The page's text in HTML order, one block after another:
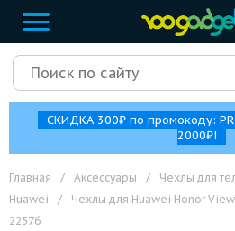
СКИДКА 300₽ по промокоду:
2000₽!
Главная / Аксессуары / Чехлы для
Huawei
/ Чехлы для Huawei Honor
22576